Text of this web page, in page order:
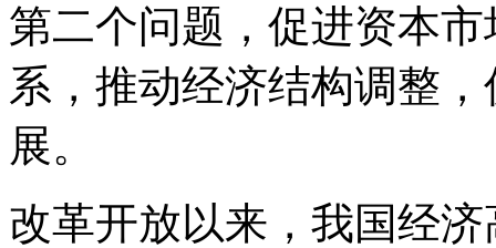
第二个问题，促进资本
系，推动经济结构调整
展。
改革开放以来，我国经